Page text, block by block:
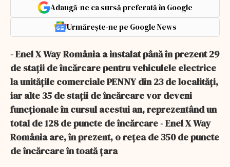
Adaugă-ne ca sursă preferată în Google
Urmărește-ne pe Google News
- Enel X Way România a instalat până în prezent 29
de stații de încărcare pentru vehiculele electrice
la unitățile comerciale PENNY din 23 de localități,
iar alte 35 de stații de încărcare vor deveni
funcționale în cursul acestui an, reprezentând un
total de 128 de puncte de încărcare - Enel X Way
România are, în prezent, o rețea de 350 de puncte
de încărcare în toată țara